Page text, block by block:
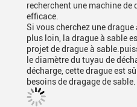
recherchent une machine de
efficace.
Si vous cherchez une drague
plus loin, la drague à sable
projet de drague à
le diamètre du tuyau de
décharge, cette drague est
besoins de dragage de sable.